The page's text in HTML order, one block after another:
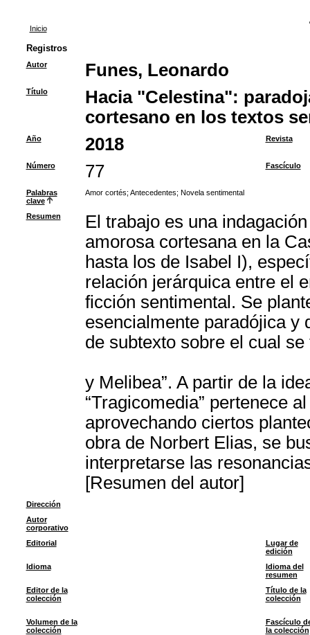
Inicio
Registros
Autor Funes, Leonardo
Título
Hacia "Celestina":
cortesano en los textos
Año 2018 Revista
Número 77 Fascículo
Palabras
clave
Amor cortés; Antecedentes; Novela sentimental
Resumen
El trabajo es una
amorosa cortesana en la
hasta los de Isabel I),
relación jerárquica entre el
ficción sentimental. Se
esencialmente paradójica y
de subtexto sobre el cual
y Melibea”. A partir de la
“Tragicomedia” pertenece
aprovechando ciertos
obra de Norbert Elias, se
interpretarse las
[Resumen del autor]
Dirección
Autor
corporativo
Editorial
Lugar de
edición
Idioma
Idioma del
resumen
Editor de la
colección
Título de la
colección
Volumen de la
colección
Fascículo
la colección